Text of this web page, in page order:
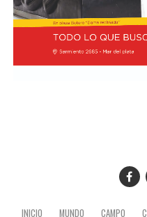
INICIO MUNDO CAMPO